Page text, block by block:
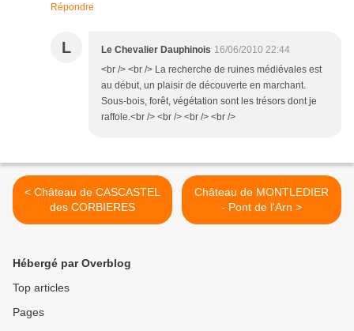
Répondre
L Le Chevalier Dauphinois 16/06/2010 22:44
<br /> <br /> La recherche de ruines médiévales est
au début, un plaisir de découverte en marchant.
Sous-bois, forêt, végétation sont les trésors dont je
raffole.<br /> <br /> <br /> <br />
< Château de CASCASTEL
des CORBIERES
Château de MONTLEDIER
- Pont de l'Arn >
Hébergé par Overblog
Top articles
Pages